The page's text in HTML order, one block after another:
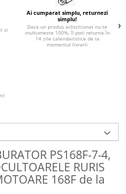
si
Ai cumparat simplu, returnezi
simplu!
Daca un produs achizitionat nu te
multumeste 100%, îl poti returna în
14 zile calendaristice de la
momentul livrarii
PS168F-7-4,
RURIS
168F de la